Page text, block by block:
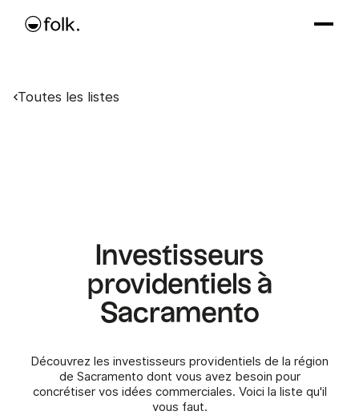
Toutes les listes
Investisseurs
providentiels à
Sacramento
Découvrez les investisseurs providentiels de la région
de Sacramento dont vous avez besoin pour
concrétiser vos idées commerciales. Voici la liste qu'il
vous faut.